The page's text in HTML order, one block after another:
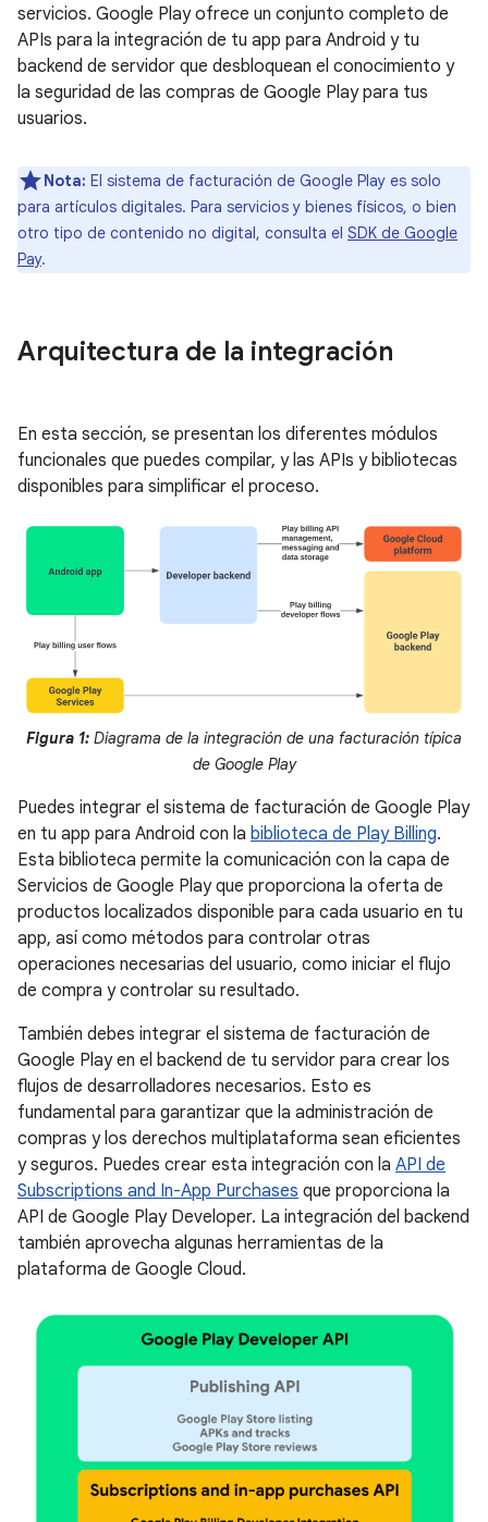
servicios. Google Play ofrece un conjunto completo de
APIs para la integración de tu app para Android y tu
backend de servidor que desbloquean el conocimiento y
la seguridad de las compras de Google Play para tus
usuarios.
Nota: El sistema de facturación de Google Play es solo
para artículos digitales. Para servicios y bienes físicos, o bien
otro tipo de contenido no digital, consulta el SDK de Google
Pay.
Arquitectura de la integración
En esta sección, se presentan los diferentes módulos
funcionales que puedes compilar, y las APIs y bibliotecas
disponibles para simplificar el proceso.
Figura 1: Diagrama de la integración de una facturación típica
de Google Play
Puedes integrar el sistema de facturación de Google Play
en tu app para Android con la biblioteca de Play Billing.
Esta biblioteca permite la comunicación con la capa de
Servicios de Google Play que proporciona la oferta de
productos localizados disponible para cada usuario en tu
app, así como métodos para controlar otras
operaciones necesarias del usuario, como iniciar el flujo
de compra y controlar su resultado.
También debes integrar el sistema de facturación de
Google Play en el backend de tu servidor para crear los
flujos de desarrolladores necesarios. Esto es
fundamental para garantizar que la administración de
compras y los derechos multiplataforma sean eficientes
y seguros. Puedes crear esta integración con la API de
Subscriptions and In-App Purchases que proporciona la
API de Google Play Developer. La integración del backend
también aprovecha algunas herramientas de la
plataforma de Google Cloud.